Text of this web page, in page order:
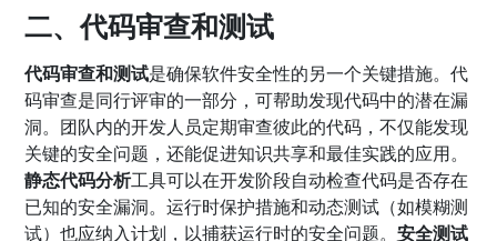
二、代码审查和测试
代码审查和测试是确保软件安全性的另一个关键措施。代
码审查是同行评审的一部分，可帮助发现代码中的潜在漏
洞。团队内的开发人员定期审查彼此的代码，不仅能发现
关键的安全问题，还能促进知识共享和最佳实践的应用。
静态代码分析工具可以在开发阶段自动检查代码是否存在
已知的安全漏洞。运行时保护措施和动态测试（如模糊测
试）也应纳入计划，以捕获运行时的安全问题。安全测试